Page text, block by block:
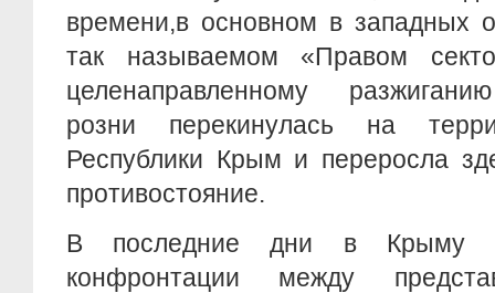
времени,в основном в западных
так называемом «Правом
целенаправленному
розни перекинулась на
Республики Крым и переросла
противостояние.
В последние дни в Крыму
конфронтации между